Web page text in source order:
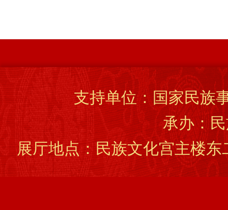
支持单位：国家民族
承办：
展厅地点：民族文化宫主楼